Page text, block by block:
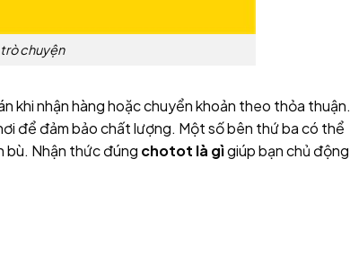
chuyện
khi nhận hàng hoặc chuyển khoản theo thỏa thuận.
để đảm bảo chất lượng. Một số bên thứ ba có thể
bù. Nhận thức đúng chotot là gìgiúp bạn chủ động